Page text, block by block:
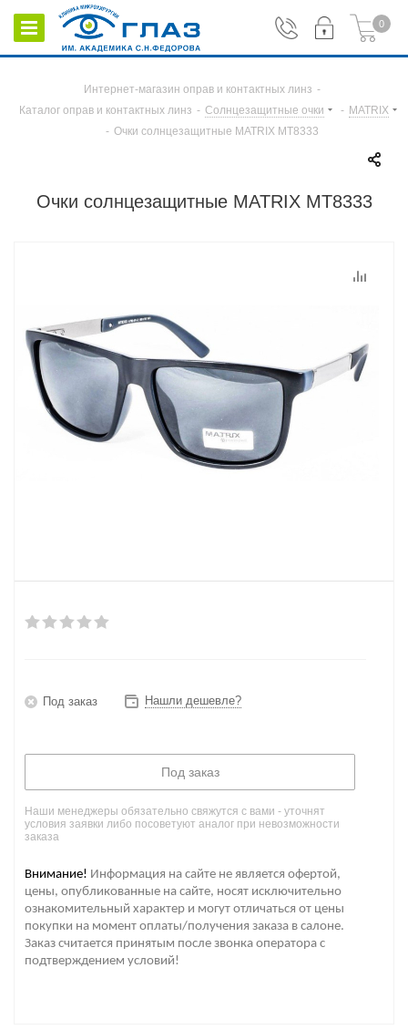
0
Интернет-магазин оправ и контактных линз -
Каталог оправ и контактных линз - Солнцезащитные очки - MATRIX
- Очки солнцезащитные MATRIX MT8333
Очки солнцезащитные MATRIX MT8333
Под заказ Нашли дешевле?
Под заказ
Наши менеджеры обязательно свяжутся с вами - уточнят
условия заявки либо посоветуют аналог при невозможности
заказа
Внимание! Информация на сайте не является офертой,
цены, опубликованные на сайте, носят исключительно
ознакомительный характер и могут отличаться от цены
покупки на момент оплаты/получения заказа в салоне.
Заказ считается принятым после звонка оператора с
подтверждением условий!